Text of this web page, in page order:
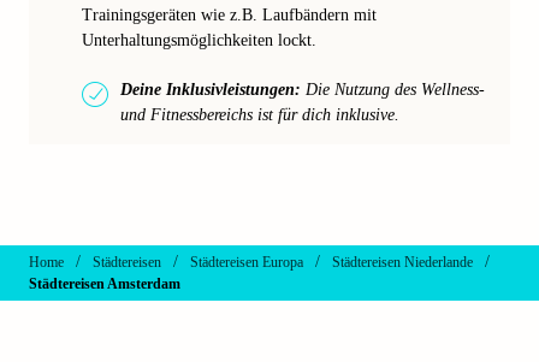
Trainingsgeräten wie z.B. Laufbändern mit
Unterhaltungsmöglichkeiten lockt.
Deine Inklusivleistungen: Die Nutzung des Wellness-
und Fitnessbereichs ist für dich inklusive.
Home / Städtereisen / Städtereisen Europa / Städtereisen Niederlande /
Städtereisen Amsterdam